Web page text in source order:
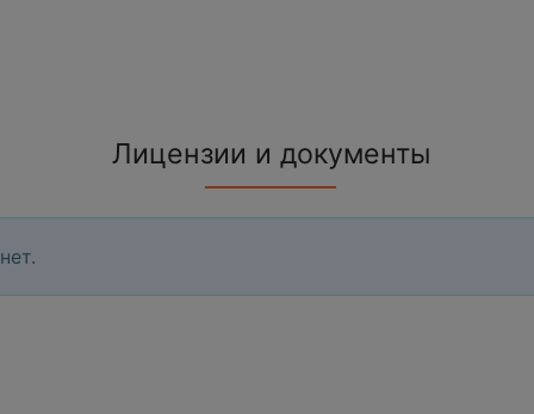
Лицензии и документы